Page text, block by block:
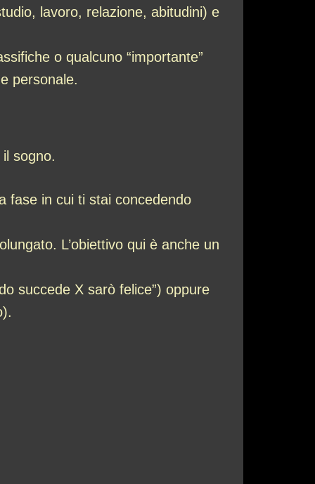
lavoro, relazione, abitudini) e
o qualcuno “importante”
personale.
sogno.
fase in cui ti stai concedendo
L’obiettivo qui è anche un
succede X sarò felice”) oppure